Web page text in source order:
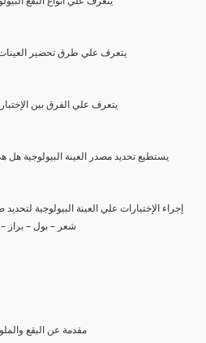
(4) يتعرف علي طرق تحضير العينات
(5) يتعرف علي الفرق بين
(6) يستطيع تحديد مصدر العينة
شعر – بول – براز
1- مقدمة عن البقع